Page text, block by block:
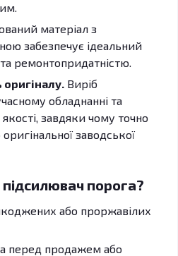
матеріал з
забезпечує ідеальний
ремонтопридатністю.
оригіналу. Виріб
обладнанні та
завдяки чому точно
заводської
порога?
або проржавілих
перед продажем або